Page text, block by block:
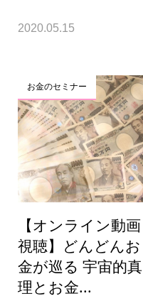
2020.05.15
お金のセミナー
【オンライン動画
視聴】どんどんお
金が巡る 宇宙的真
理とお金...